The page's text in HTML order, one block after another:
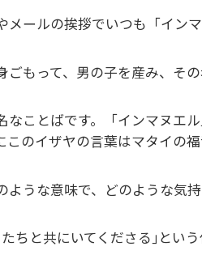
メールの挨拶でいつも「イン
ごもって、男の子を産み、そ
なことばです。「インマヌエ
このイザヤの言葉はマタイの
ような意味で、どのような気
ちと共にいてくださる｣とい